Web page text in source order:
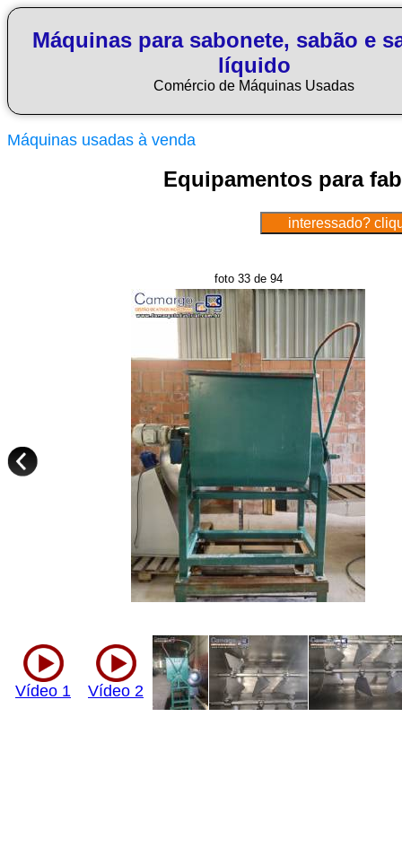
Máquinas para sabonete, sabão e
líquido
Comércio de Máquinas Usadas
Máquinas usadas à venda
Equipamentos para
foto 33 de 94
Vídeo 1 Vídeo 2